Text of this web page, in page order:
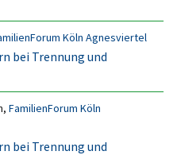
Köln Agnesviertel
bei Trennung und
FamilienForum Köln
bei Trennung und